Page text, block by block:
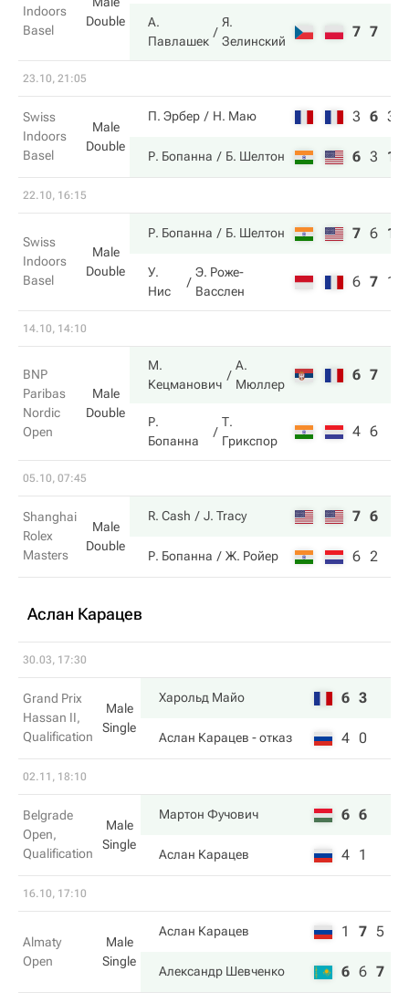
Indoors
Basel
Double
А.
Павлашек
Я.
Зелинский
7 7
23.10, 21:05
Swiss
Indoors
Basel
Male
Double
П. Эрбер Н. Маю 3 6 3
Р. Бопанна Б. Шелтон 6 3 10
22.10, 16:15
Swiss
Indoors
Basel
Male
Double
Р. Бопанна Б. Шелтон 7 6 10
У.
Нис
Э. Роже-
Васслен
6 7 1
14.10, 14:10
BNP
Paribas
Nordic
Open
Male
Double
М.
Кецманович
А.
Мюллер
6 7
Р.
Бопанна
Т.
Грикспор
4 6
05.10, 07:45
Shanghai
Rolex
Masters
Male
Double
R. Cash J. Tracy 7 6
Р. Бопанна Ж. Ройер 6 2
Аслан Карацев
30.03, 17:30
Grand Prix
Hassan II,
Qualification
Male
Single
Харольд Майо 6 3
Аслан Карацев - отказ 4 0
02.11, 18:10
Belgrade
Open,
Qualification
Male
Single
Мартон Фучович 6 6
Аслан Карацев 4 1
16.10, 17:10
Almaty
Open
Male
Single
Аслан Карацев 1 7 5
Александр Шевченко 6 6 7